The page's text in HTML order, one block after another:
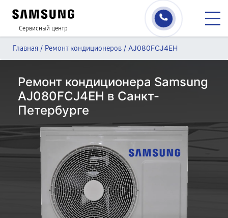
Сервисный центр
Главная / Ремонт кондиционеров / AJ080FCJ4EH
Ремонт кондиционера Samsung
AJ080FCJ4EH в Санкт-
Петербурге